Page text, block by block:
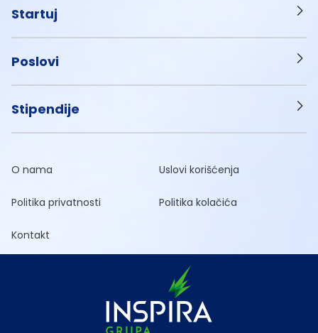
Startuj
Poslovi
Stipendije
O nama Uslovi korišćenja
Politika privatnosti Politika kolačića
Kontakt